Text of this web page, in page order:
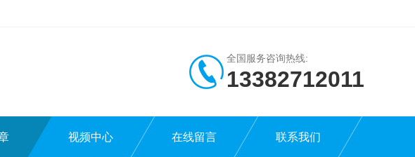
全国服务咨询热线:
13382712011
视频中心 在线留言 联系我们